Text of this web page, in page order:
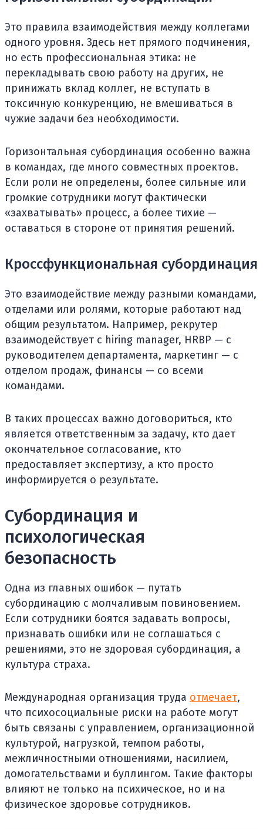
Это правила взаимодействия между коллегами
одного уровня. Здесь нет прямого подчинения,
но есть профессиональная этика: не
перекладывать свою работу на других, не
принижать вклад коллег, не вступать в
токсичную конкуренцию, не вмешиваться в
чужие задачи без необходимости.
Горизонтальная субординация особенно важна
в командах, где много совместных проектов.
Если роли не определены, более сильные или
громкие сотрудники могут фактически
«захватывать» процесс, а более тихие —
оставаться в стороне от принятия решений.
Кроссфункциональная субординация
Это взаимодействие между разными командами,
отделами или ролями, которые работают над
общим результатом. Например, рекрутер
взаимодействует с hiring manager, HRBP — с
руководителем департамента, маркетинг — с
отделом продаж, финансы — со всеми
командами.
В таких процессах важно договориться, кто
является ответственным за задачу, кто дает
окончательное согласование, кто
предоставляет экспертизу, а кто просто
информируется о результате.
Субординация и
психологическая
безопасность
Одна из главных ошибок — путать
субординацию с молчаливым повиновением.
Если сотрудники боятся задавать вопросы,
признавать ошибки или не соглашаться с
решениями, это не здоровая субординация, а
культура страха.
Международная организация труда отмечает,
что психосоциальные риски на работе могут
быть связаны с управлением, организационной
культурой, нагрузкой, темпом работы,
межличностными отношениями, насилием,
домогательствами и буллингом. Такие факторы
влияют не только на психическое, но и на
физическое здоровье сотрудников.